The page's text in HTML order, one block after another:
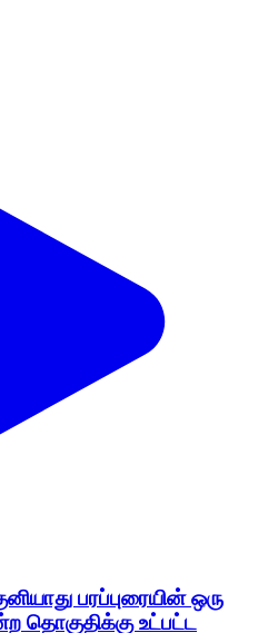
பரப்புரையின் ஒரு
தொகுதிக்கு உட்பட்ட